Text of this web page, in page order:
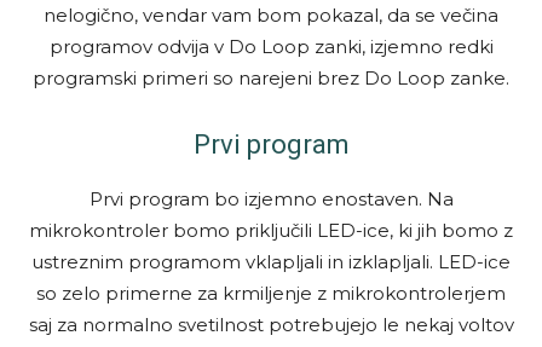
nelogično, vendar vam bom pokazal, da se večina
programov odvija v Do Loop zanki, izjemno redki
programski primeri so narejeni brez Do Loop zanke.
Prvi program
Prvi program bo izjemno enostaven. Na
mikrokontroler bomo priključili LED-ice, ki jih bomo z
ustreznim programom vklapljali in izklapljali. LED-ice
so zelo primerne za krmiljenje z mikrokontrolerjem
saj za normalno svetilnost potrebujejo le nekaj voltov